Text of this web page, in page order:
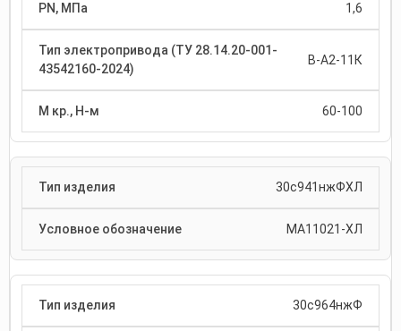
1,6
В-А2-11К
60-100
30с941нжФХЛ
МА11021-ХЛ
30с964нжФ